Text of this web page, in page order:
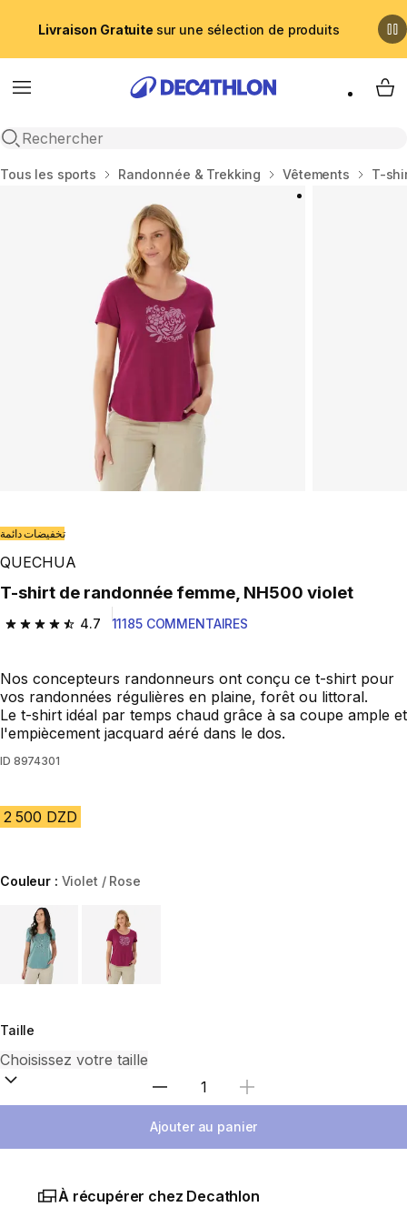
Livraison Gratuite sur une sélection de produits
Menu
Recherche ouverte
My
Accueil
Tous les sports Randonnée & Trekking Vêtements T-
تخفيضات دائمة
QUECHUA
T-shirt de randonnée femme, NH500 violet
4.7
4.7 out of 5 stars from 11185 reviews
11185 COMMENTAIRES
Nos concepteurs randonneurs ont conçu ce t-shirt pour
vos randonnées régulières en plaine, forêt ou littoral.
Le t-shirt idéal par temps chaud grâce à sa coupe ample et
l'empiècement jacquard aéré dans le dos.
ID 8974301
2 500 DZD
Couleur : Violet / Rose
Choose a variant
Taille
Sélectionnez la quantité
Ajouter au panier
À récupérer chez Decathlon